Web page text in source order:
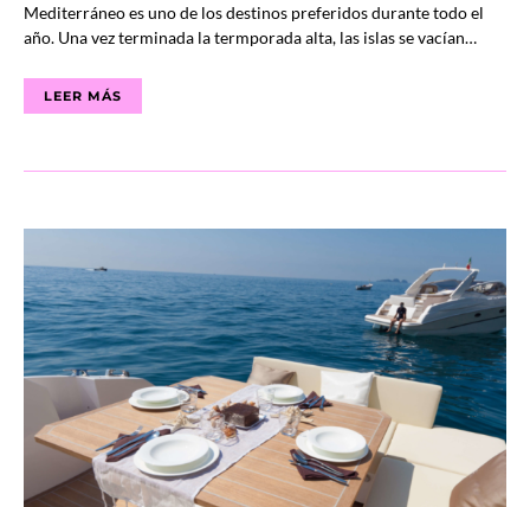
Mediterráneo es uno de los destinos preferidos durante todo el
año. Una vez terminada la termporada alta, las islas se vacían…
LEER MÁS